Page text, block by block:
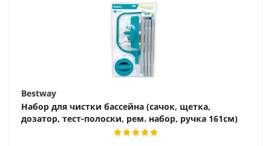
Bestway
Набор для чистки бассейна (сачок, щетка,
дозатор, тест-полоски, рем. набор, ручка 161см)